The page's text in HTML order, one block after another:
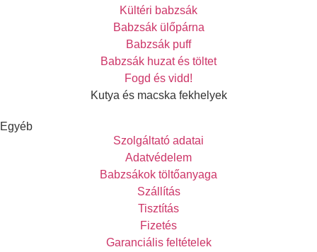
Kültéri babzsák
Babzsák ülőpárna
Babzsák puff
Babzsák huzat és töltet
Fogd és vidd!
Kutya és macska fekhelyek
Egyéb
Szolgáltató adatai
Adatvédelem
Babzsákok töltőanyaga
Szállítás
Tisztítás
Fizetés
Garanciális feltételek